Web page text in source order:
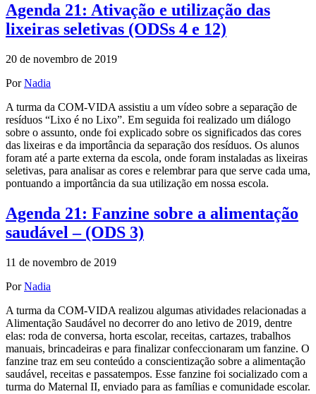
Agenda 21: Ativação e utilização das
lixeiras seletivas (ODSs 4 e 12)
20 de novembro de 2019
PorNadia
A turma da COM-VIDA assistiu a um vídeo sobre a separação de
resíduos “Lixo é no Lixo”. Em seguida foi realizado um diálogo
sobre o assunto, onde foi explicado sobre os significados das cores
das lixeiras e da importância da separação dos resíduos. Os alunos
foram até a parte externa da escola, onde foram instaladas as lixeiras
seletivas, para analisar as cores e relembrar para que serve cada uma,
pontuando a importância da sua utilização em nossa escola.
Agenda 21: Fanzine sobre a alimentação
saudável – (ODS 3)
11 de novembro de 2019
PorNadia
A turma da COM-VIDA realizou algumas atividades relacionadas a
Alimentação Saudável no decorrer do ano letivo de 2019, dentre
elas: roda de conversa, horta escolar, receitas, cartazes, trabalhos
manuais, brincadeiras e para finalizar confeccionaram um fanzine. O
fanzine traz em seu conteúdo a conscientização sobre a alimentação
saudável, receitas e passatempos. Esse fanzine foi socializado com a
turma do Maternal II, enviado para as famílias e comunidade escolar.